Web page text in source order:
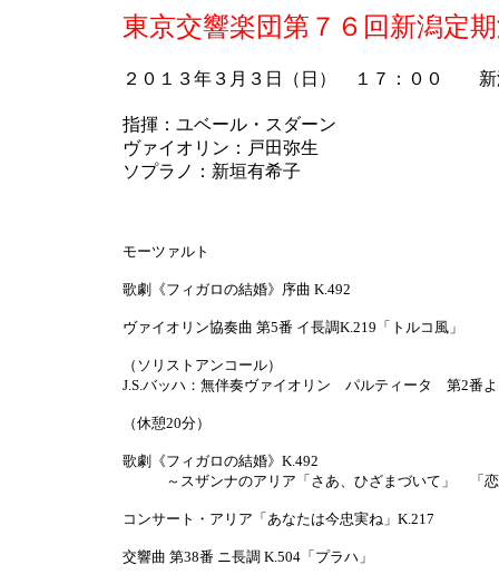
東京交響楽団第７６回新潟定
２０１３年３月３日（日） １７：００ 新
指揮：ユベール・スダーン
ヴァイオリン：戸田弥生
ソプラノ：新垣有希子
モーツァルト
歌劇《フィガロの結婚》序曲 K.492
ヴァイオリン協奏曲 第5番 イ長調K.219「トルコ風」
（ソリストアンコール）
J.S.バッハ：無伴奏ヴァイオリン パルティータ 第2番
（休憩20分）
歌劇《フィガロの結婚》K.492
～スザンナのアリア「さあ、ひざまづいて」 「恋
コンサート・アリア「あなたは今忠実ね」K.217
交響曲 第38番 ニ長調 K.504「プラハ」